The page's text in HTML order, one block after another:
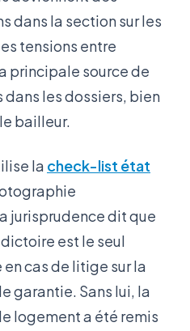
dans la section sur les
tensions entre
principale source de
les dossiers, bien
bailleur.
la check-list état
jurisprudence dit que
est le seul
cas de litige sur la
garantie. Sans lui, la
logement a été remis